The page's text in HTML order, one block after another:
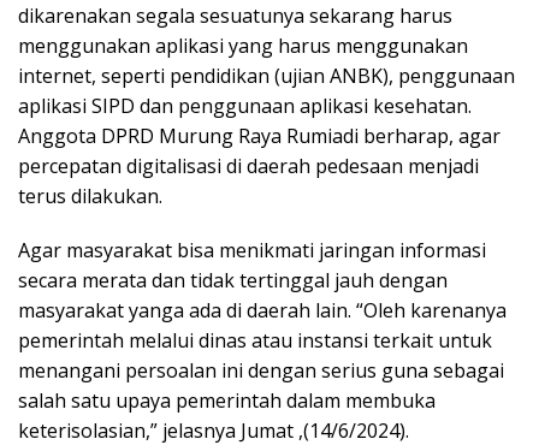
dikarenakan segala sesuatunya sekarang harus
menggunakan aplikasi yang harus menggunakan
internet, seperti pendidikan (ujian ANBK), penggunaan
aplikasi SIPD dan penggunaan aplikasi kesehatan.
Anggota DPRD Murung Raya Rumiadi berharap, agar
percepatan digitalisasi di daerah pedesaan menjadi
terus dilakukan.
Agar masyarakat bisa menikmati jaringan informasi
secara merata dan tidak tertinggal jauh dengan
masyarakat yanga ada di daerah lain. “Oleh karenanya
pemerintah melalui dinas atau instansi terkait untuk
menangani persoalan ini dengan serius guna sebagai
salah satu upaya pemerintah dalam membuka
keterisolasian,” jelasnya Jumat ,(14/6/2024).